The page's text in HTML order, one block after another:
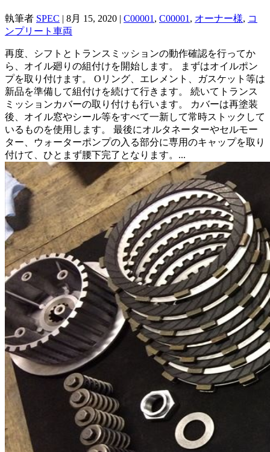
執筆者 SPEC | 8月 15, 2020 | C00001 , C00001 , オーナー様, コ
ンプリート車両
再度、シフトとトランスミッションの動作確認を行ってか
ら、オイル廻りの組付けを開始します。 まずはオイルポン
プを取り付けます。 Oリング、エレメント、ガスケット等は
新品を準備して組付けを続けて行きます。 続いてトランス
ミッションカバーの取り付けも行います。 カバーは再塗装
後、オイル窓やシール等をすべて一新して常時ストックして
いるものを使用します。 最後にオルタネーターやセルモー
ター、ウォーターポンプの入る部分に専用のキャップを取り
付けて、ひとまず腰下完了となります。...